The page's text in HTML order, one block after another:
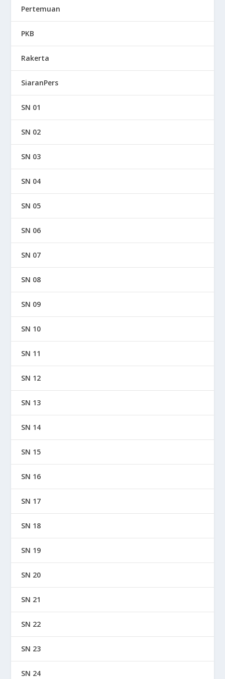
Pertemuan
PKB
Rakerta
SiaranPers
SN 01
SN 02
SN 03
SN 04
SN 05
SN 06
SN 07
SN 08
SN 09
SN 10
SN 11
SN 12
SN 13
SN 14
SN 15
SN 16
SN 17
SN 18
SN 19
SN 20
SN 21
SN 22
SN 23
SN 24